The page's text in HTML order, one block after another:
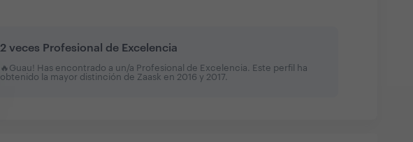
2 veces Profesional de Excelencia
🔥Guau! Has encontrado a un/a Profesional de Excelencia. Este perfil ha
obtenido la mayor distinción de Zaask en 2016 y 2017